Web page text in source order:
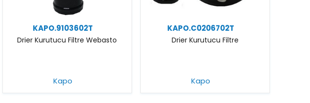
KAPO.9103602T
Drier Kurutucu Filtre Webasto
Kapo
KAPO.C0206702T
Drier Kurutucu Filtre
Kapo